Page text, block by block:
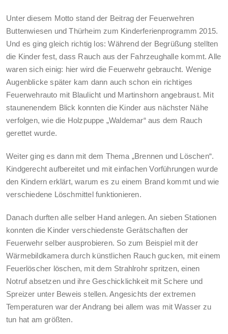
Unter diesem Motto stand der Beitrag der Feuerwehren
Buttenwiesen und Thürheim zum Kinderferienprogramm 2015.
Und es ging gleich richtig los: Während der Begrüßung stellten
die Kinder fest, dass Rauch aus der Fahrzeughalle kommt. Alle
waren sich einig: hier wird die Feuerwehr gebraucht. Wenige
Augenblicke später kam dann auch schon ein richtiges
Feuerwehrauto mit Blaulicht und Martinshorn angebraust. Mit
staunenendem Blick konnten die Kinder aus nächster Nähe
verfolgen, wie die Holzpuppe „Waldemar“ aus dem Rauch
gerettet wurde.
Weiter ging es dann mit dem Thema „Brennen und Löschen“.
Kindgerecht aufbereitet und mit einfachen Vorführungen wurde
den Kindern erklärt, warum es zu einem Brand kommt und wie
verschiedene Löschmittel funktionieren.
Danach durften alle selber Hand anlegen. An sieben Stationen
konnten die Kinder verschiedenste Gerätschaften der
Feuerwehr selber ausprobieren. So zum Beispiel mit der
Wärmebildkamera durch künstlichen Rauch gucken, mit einem
Feuerlöscher löschen, mit dem Strahlrohr spritzen, einen
Notruf absetzen und ihre Geschicklichkeit mit Schere und
Spreizer unter Beweis stellen. Angesichts der extremen
Temperaturen war der Andrang bei allem was mit Wasser zu
tun hat am größten.